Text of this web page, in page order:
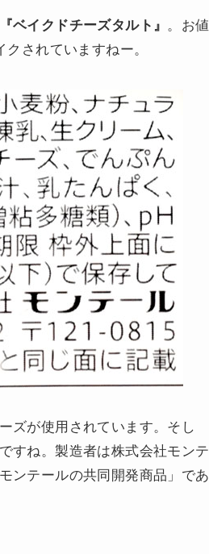
『ベイクドチーズタルト』 。お値
されていますねー。
ズが使用されています。そし
すね。製造者は株式会社モンテ
ンテールの共同開発商品」であ